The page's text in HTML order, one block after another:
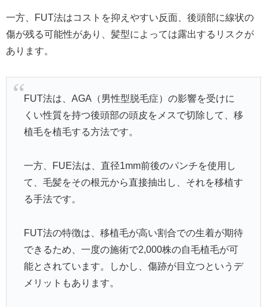
一方、FUT法はコストを抑えやすい反面、後頭部に線状の
傷が残る可能性があり、髪型によっては露出するリスクが
あります。
FUT法は、AGA（男性型脱毛症）の影響を受けに
くい性質を持つ後頭部の頭皮をメスで切除して、移
植毛を植毛する方法です。
一方、FUE法は、直径1mm前後のパンチを使用し
て、毛髪をその根元から直接抽出し、それを移植す
る手法です。
FUT法の特徴は、移植毛が高い割合での生着が期待
できるため、一度の施術で2,000株の自毛植毛が可
能とされています。しかし、傷跡が目立つというデ
メリットもあります。